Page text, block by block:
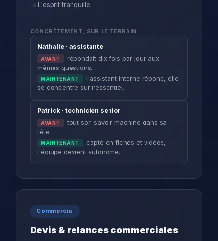
L'esprit tranquille
CONCRÈTEMENT, SUR LE TERRAIN
Nathalie · assistante
AVANT
répondait dix fois par jour aux
mêmes questions.
MAINTENANT
l'assistant interne répond, elle
se concentre sur l'essentiel.
Patrick · technicien senior
AVANT
tout son savoir machine dans sa
tête.
MAINTENANT
capté en fiches et vidéos,
l'équipe devient autonome.
Commercial
Devis & relances commerciales